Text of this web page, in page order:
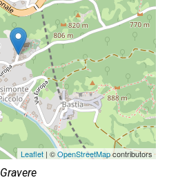
Leaflet | ©OpenStreetMapcontributors
Gravere